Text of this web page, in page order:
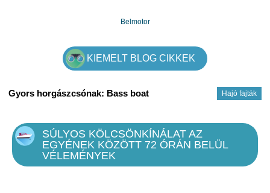
Belmotor
KIEMELT BLOG CIKKEK
Hajó fajták
Gyors horgászcsónak: Bass boat
SÚLYOS KÖLCSÖNKÍNÁLAT AZ
EGYÉNEK KÖZÖTT 72 ÓRÁN BELÜL
VÉLEMÉNYEK